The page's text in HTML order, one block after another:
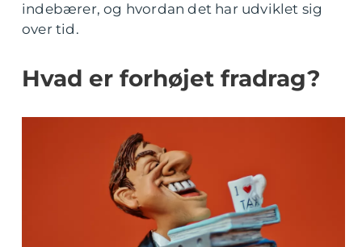
indebærer, og hvordan det har udviklet sig
over tid.
Hvad er forhøjet fradrag?